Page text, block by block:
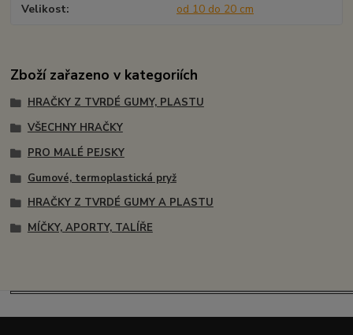
Velikost od 10 do 20 cm
Zboží zařazeno v kategoriích
HRAČKY Z TVRDÉ GUMY, PLASTU
VŠECHNY HRAČKY
PRO MALÉ PEJSKY
Gumové, termoplastická pryž
HRAČKY Z TVRDÉ GUMY A PLASTU
MÍČKY, APORTY, TALÍŘE